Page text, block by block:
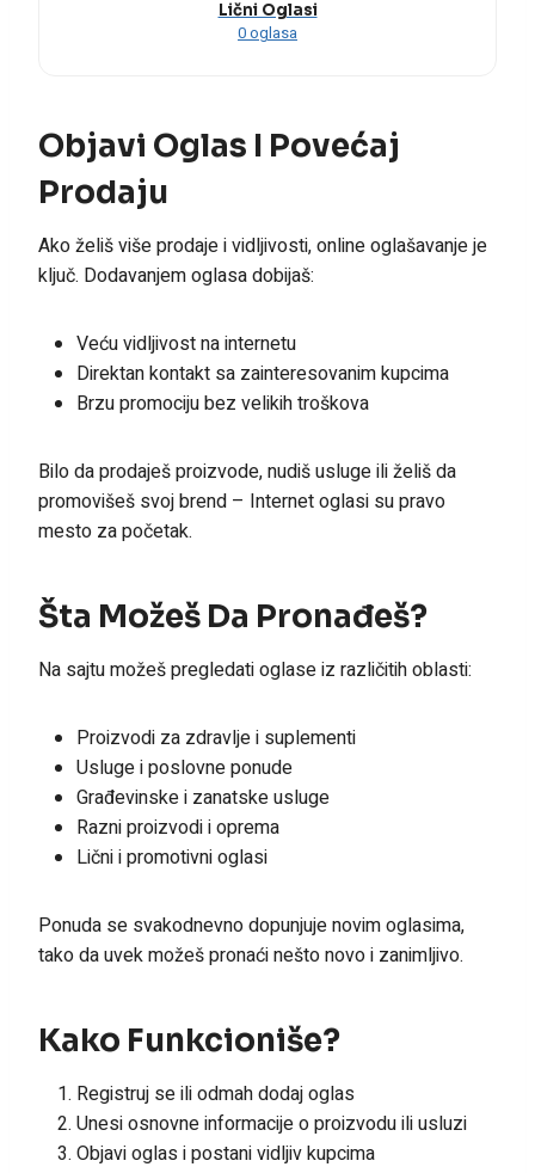
Lični Oglasi
0 oglasa
Objavi Oglas I Povećaj
Prodaju
Ako želiš više prodaje i vidljivosti, online oglašavanje je
ključ. Dodavanjem oglasa dobijaš:
Veću vidljivost na internetu
Direktan kontakt sa zainteresovanim kupcima
Brzu promociju bez velikih troškova
Bilo da prodaješ proizvode, nudiš usluge ili želiš da
promovišeš svoj brend – Internet oglasi su pravo
mesto za početak.
Šta Možeš Da Pronađeš?
Na sajtu možeš pregledati oglase iz različitih oblasti:
Proizvodi za zdravlje i suplementi
Usluge i poslovne ponude
Građevinske i zanatske usluge
Razni proizvodi i oprema
Lični i promotivni oglasi
Ponuda se svakodnevno dopunjuje novim oglasima,
tako da uvek možeš pronaći nešto novo i zanimljivo.
Kako Funkcioniše?
Registruj se ili odmah dodaj oglas
Unesi osnovne informacije o proizvodu ili usluzi
Objavi oglas i postani vidljiv kupcima